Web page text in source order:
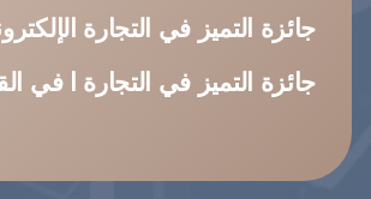
جائزة التميز في التجارة
جائزة التميز في التجارة ا في